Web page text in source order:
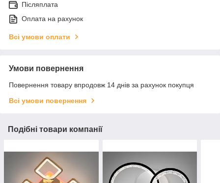
Післяплата
Оплата на рахунок
Всі умови оплати
Умови повернення
Повернення товару впродовж 14 днів за рахунок покупця
Всі умови повернення
Подібні товари компанії